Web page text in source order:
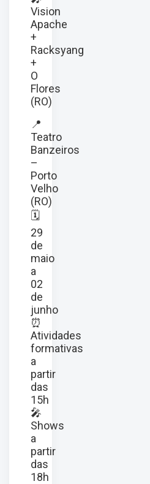
Vision
Apache
+
Racksyang
+
O
Flores
(RO)
📍
Teatro
Banzeiros
–
Porto
Velho
(RO)
🗓️
29
de
maio
a
02
de
junho
⏰
Atividades
formativas
a
partir
das
15h
🎤
Shows
a
partir
das
18h